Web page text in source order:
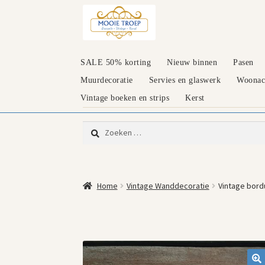
door
naar
SALE 50% korting Nieuw binnen
Pasen
Muurdecoratie
Servies en glaswerk
Vintage boeken en strips
Kerst
Zoeken
naar:
Home Vintage Wanddecoratie Vintage